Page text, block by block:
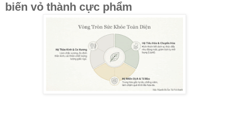
biến vỏ thành cực phẩm